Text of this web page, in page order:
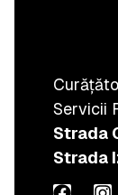
Servicii
Strada
Strada